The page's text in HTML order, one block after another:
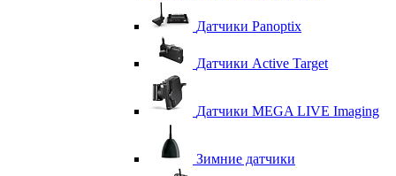
Датчики Panoptix
Датчики Active Target
Датчики MEGA LIVE Imaging
Зимние датчики